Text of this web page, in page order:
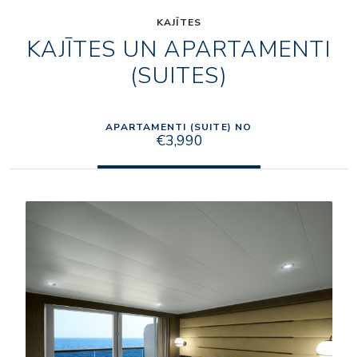
KAJĪTES
KAJĪTES UN APARTAMENTI
(SUITES)
APARTAMENTI (SUITE) NO
€3,990